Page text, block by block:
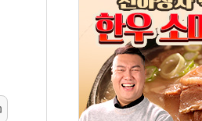
스톱'… 美 해상봉쇄 영향
체주 '활짝'